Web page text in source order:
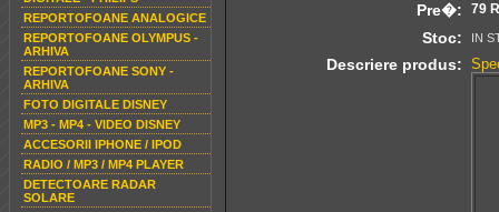
REPORTOFOANE ANALOGICE
REPORTOFOANE OLYMPUS -
ARHIVA
REPORTOFOANE SONY -
ARHIVA
FOTO DIGITALE DISNEY
MP3 - MP4 - VIDEO DISNEY
ACCESORII IPHONE / IPOD
RADIO / MP3 / MP4 PLAYER
DETECTOARE RADAR
SOLARE
Pre�: 79
Stoc: IN
Descriere produs: